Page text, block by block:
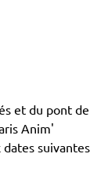
et du pont de
Anim'
suivantes